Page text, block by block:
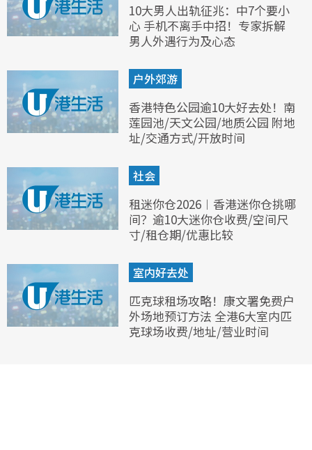
10大男人出轨征兆：中7个要小
心 手机不离手中招！专家拆解
男人外遇行为及心态
户外郊游
香港特色公园逾10大好去处！南
莲园池/天文公园/地质公园 附地
址/交通方式/开放时间
社会
租迷你仓2026︱香港迷你仓挑哪
间？逾10大迷你仓收费/空间尺
寸/租仓期/优惠比较
室内好去处
匹克球租场攻略！康文署免费户
外场地预订方法 全港6大室内匹
克球场收费/地址/营业时间